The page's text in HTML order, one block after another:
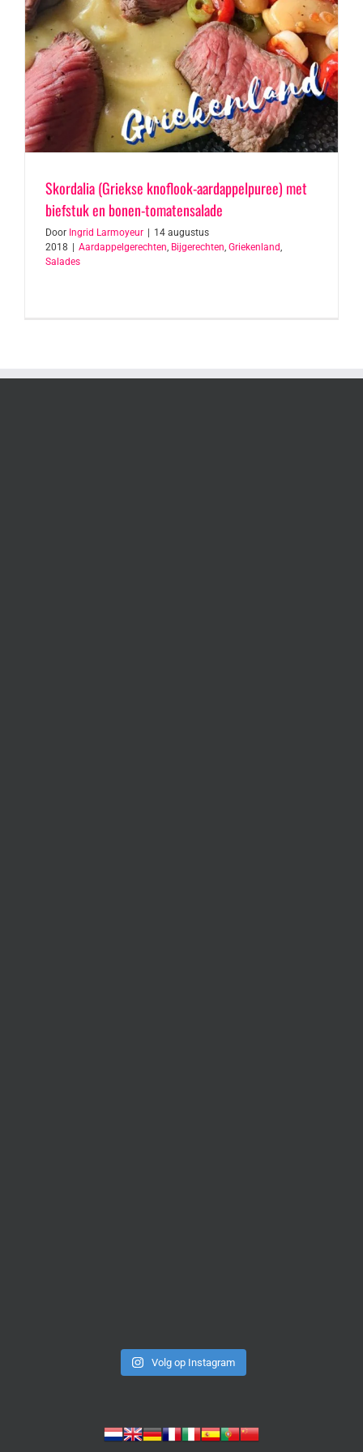
Skordalia (Griekse knoflook-aardappelpuree) met
biefstuk en bonen-tomatensalade
Door Ingrid Larmoyeur
14 augustus
2018
Aardappelgerechten, Bijgerechten, Griekenland,
Salades
Volg op Instagram